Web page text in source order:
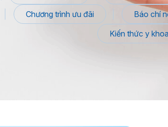
Chương trình ưu đãi Báo chí
Kiến thức y khoa